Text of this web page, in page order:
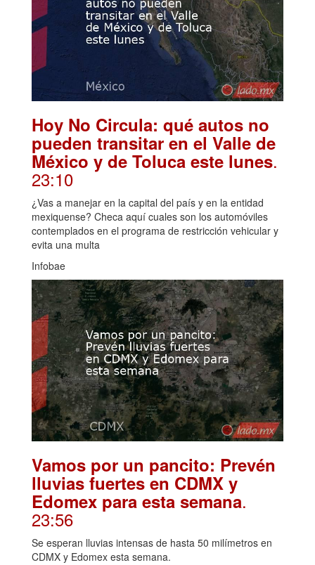
Hoy No Circula: qué autos no
pueden transitar en el Valle de
México y de Toluca este lunes.
23:10
¿Vas a manejar en la capital del país y en la entidad
mexiquense? Checa aquí cuales son los automóviles
contemplados en el programa de restricción vehicular y
evita una multa
Infobae
Vamos por un pancito: Prevén
lluvias fuertes en CDMX y
Edomex para esta semana.
23:56
Se esperan lluvias intensas de hasta 50 milímetros en
CDMX y Edomex esta semana.